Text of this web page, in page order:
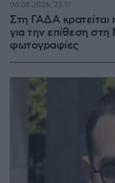
Στη ΓΑΔΑ κρατείται
για την επίθεση στη
φωτογραφίες
06.08.2026, 23:17